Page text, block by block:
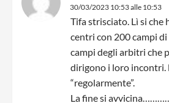
30/03/2023 10:53 alle 10:53
Tifa strisciato. Lì si che
centri con 200 campi
campi degli arbitri che
dirigono i loro incontri.
“regolarmente”.
La fine si